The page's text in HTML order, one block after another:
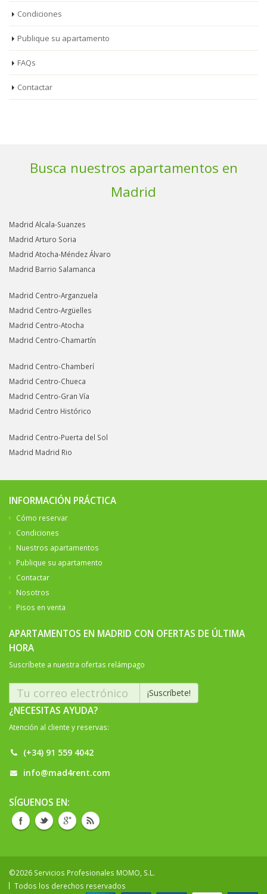
Condiciones
Publique su apartamento
FAQs
Contactar
Busca nuestros apartamentos en
Madrid
Madrid Alcala-Suanzes
Madrid Arturo Soria
Madrid Atocha-Méndez Álvaro
Madrid Barrio Salamanca
Madrid Centro-Arganzuela
Madrid Centro-Argüelles
Madrid Centro-Atocha
Madrid Centro-Chamartín
Madrid Centro-Chamberí
Madrid Centro-Chueca
Madrid Centro-Gran Vía
Madrid Centro Histórico
Madrid Centro-Puerta del Sol
Madrid Madrid Rio
INFORMACIÓN PRÁCTICA
Cómo reservar
Condiciones
Nuestros apartamentos
Publique su apartamento
Contactar
Nosotros
Pisos en venta
APARTAMENTOS EN MADRID CON OFERTAS DE ÚLTIMA
HORA
Suscríbete a nuestra ofertas relámpago
¿NECESITAS AYUDA?
Atención al cliente y reservas:
(+34) 91 559 4042
info@mad4rent.com
SÍGUENOS EN:
©2026 Servicios Profesionales MOMO, S.L.
Todos los derechos reservados